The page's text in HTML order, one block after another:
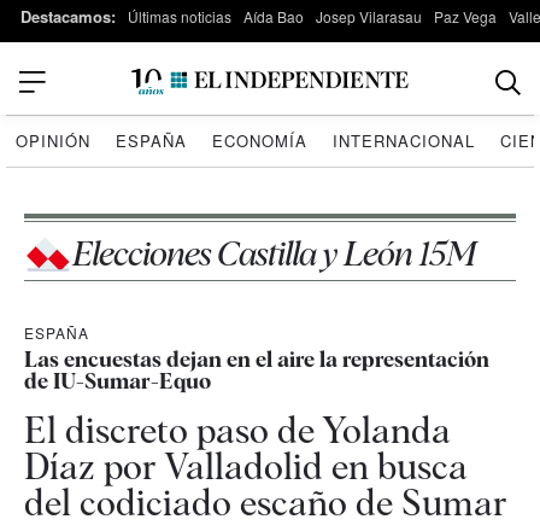
Destacamos: Últimas noticias Aída Bao Josep Vilarasau Paz Vega
OPINIÓN ESPAÑA ECONOMÍA INTERNACIONAL
Elecciones Castilla y León 15M
ESPAÑA
Las encuestas dejan en el aire la representación
de IU-Sumar-Equo
El discreto paso de Yolanda
Díaz por Valladolid en busca
del codiciado escaño de Sumar